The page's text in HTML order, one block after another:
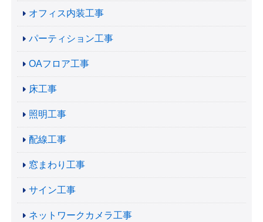
オフィス内装工事
パーティション工事
OAフロア工事
床工事
照明工事
配線工事
窓まわり工事
サイン工事
ネットワークカメラ工事